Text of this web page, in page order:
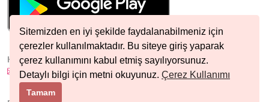
Sitemizden en iyi şekilde faydalanabilmeniz için
çerezler kullanılmaktadır. Bu siteye giriş yaparak
çerez kullanımını kabul etmiş sayılıyorsunuz.
Detaylı bilgi için metni okuyunuz. Çerez Kullanımı
Tamam
HIZLI İLETIŞIM
info@nobetcieczane.net